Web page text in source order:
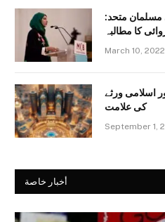
مسلمان متحد:
کا مطالبہ
March 10, 2022
اسلامی ورثے
کی علامت
September 1,
أخبار خاصة